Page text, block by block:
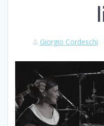
Giorgio Cordeschi